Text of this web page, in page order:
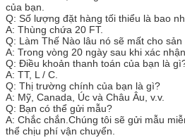
của bạn.
Q: Số lượng đặt hàng tối thiểu là bao
A: Thùng chứa 20 FT.
Q: Làm Thế Nào lâu nó sẽ mất cho sản
A: Trong vòng 20 ngày sau khi xác
Q: Điều khoản thanh toán của bạn là
A: TT, L / C.
Q: Thị trường chính của bạn là gì?
A: Mỹ, Canada, Úc và Châu Âu, v.v.
Q: Bạn có thể gửi mẫu?
A: Chắc chắn.Chúng tôi sẽ gửi mẫu
thể chịu phí vận chuyển.